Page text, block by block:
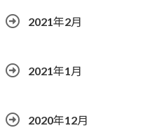
2021年2月
2021年1月
2020年12月